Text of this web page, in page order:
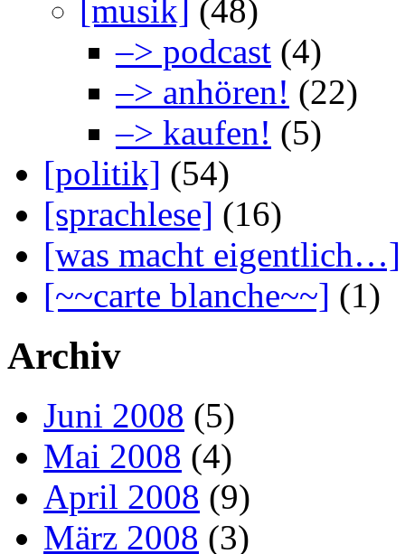
[musik] (48)
–> podcast (4)
–> anhören! (22)
–> kaufen! (5)
[politik] (54)
[sprachlese] (16)
[was macht eigentlich…]
[~~carte blanche~~] (1)
Archiv
Juni 2008 (5)
Mai 2008 (4)
April 2008 (9)
März 2008 (3)